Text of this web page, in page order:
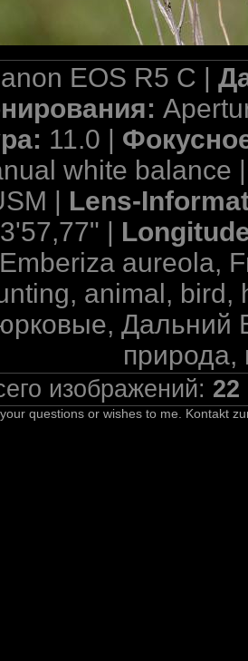
EOS R5 C |
11.0 |
white balance
| Lens-
|
Emberiza aureola,
animal, bird,
Дальний
природа,
изображений: 22
questions or wishes to me. Kontakt